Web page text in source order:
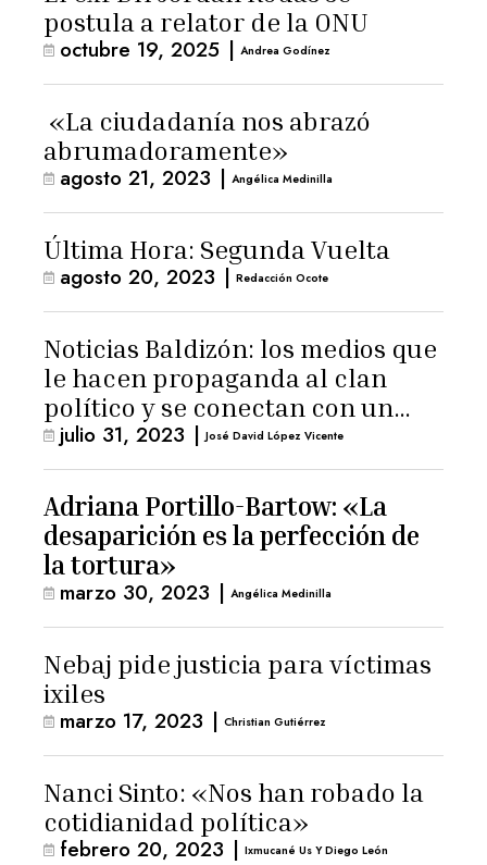
postula a relator de la ONU
octubre 19, 2025 | Andrea Godínez
«La ciudadanía nos abrazó
abrumadoramente»
agosto 21, 2023 | Angélica Medinilla
Última Hora: Segunda Vuelta
agosto 20, 2023 | Redacción Ocote
Noticias Baldizón: los medios que
le hacen propaganda al clan
político y se conectan con un
hombre de confianza de
Giammattei
julio 31, 2023 | José David López Vicente
Adriana Portillo-Bartow: «La
desaparición es la perfección de
la tortura»
marzo 30, 2023 | Angélica Medinilla
Nebaj pide justicia para víctimas
ixiles
marzo 17, 2023 | Christian Gutiérrez
Nanci Sinto: «Nos han robado la
cotidianidad política»
febrero 20, 2023 | Ixmucané Us Y Diego León